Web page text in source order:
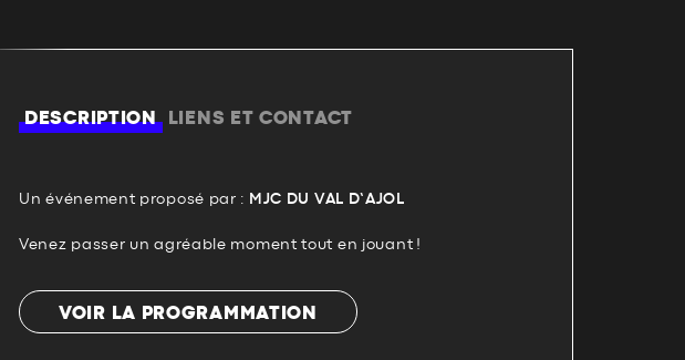
DESCRIPTION LIENS ET CONTACT
Un événement proposé par : MJC DU VAL D’AJOL
Venez passer un agréable moment tout en jouant !
VOIR LA PROGRAMMATION